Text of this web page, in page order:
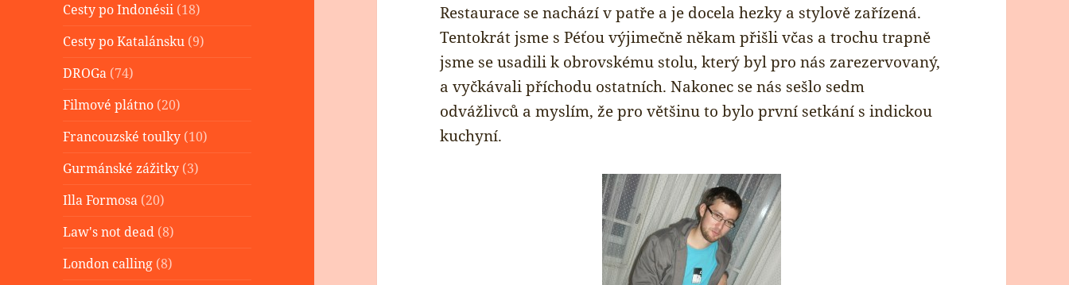
Cesty po Indonésii (18)
Cesty po Katalánsku (9)
DROGa (74)
Filmové plátno (20)
Francouzské toulky (10)
Gurmánské zážitky (3)
Illa Formosa (20)
Law's not dead (8)
London calling (8)
Restaurace se nachází v patře a je docela hezky a stylově zařízená.
Tentokrát jsme s Péťou výjimečně někam přišli včas a trochu trapně
jsme se usadili k obrovskému stolu, který byl pro nás zarezervovaný,
a vyčkávali příchodu ostatních. Nakonec se nás sešlo sedm
odvážlivců a myslím, že pro většinu to bylo první setkání s indickou
kuchyní.